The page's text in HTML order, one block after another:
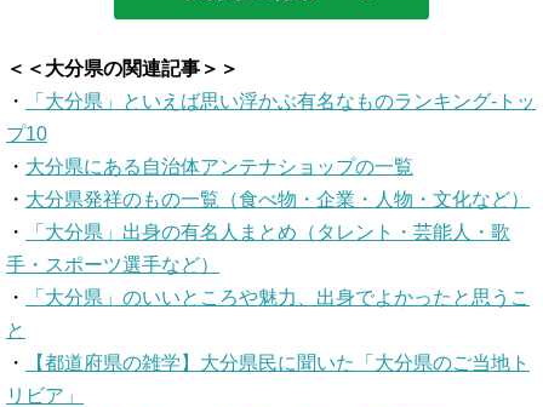
＜＜大分県の関連記事＞＞
・
「大分県」といえば思い浮かぶ有名なものランキング-トッ
プ10
・ 大分県にある自治体アンテナショップの一覧
・ 大分県発祥のもの一覧（食べ物・企業・人物・文化など）
・
「大分県」出身の有名人まとめ（タレント・芸能人・歌
手・スポーツ選手など）
・
「大分県」のいいところや魅力、出身でよかったと思うこ
と
・
【都道府県の雑学】大分県民に聞いた「大分県のご当地ト
リビア」